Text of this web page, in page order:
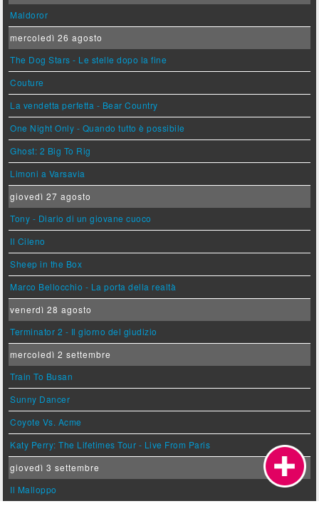
Maldoror
mercoledì 26 agosto
The Dog Stars - Le stelle dopo la fine
Couture
La vendetta perfetta - Bear Country
One Night Only - Quando tutto è possibile
Ghost: 2 Big To Rig
Limoni a Varsavia
giovedì 27 agosto
Tony - Diario di un giovane cuoco
Il Cileno
Sheep in the Box
Marco Bellocchio - La porta della realtà
venerdì 28 agosto
Terminator 2 - Il giorno del giudizio
mercoledì 2 settembre
Train To Busan
Sunny Dancer
Coyote Vs. Acme
Katy Perry: The Lifetimes Tour - Live From Paris
giovedì 3 settembre
Il Malloppo